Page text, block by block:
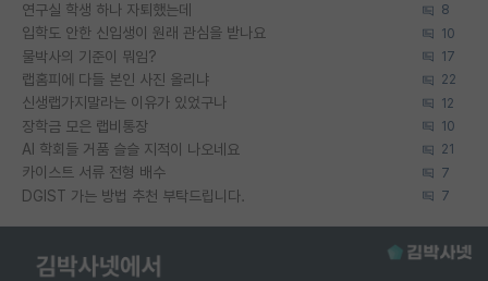
연구실 학생 하나 자퇴했는데 8
입학도 안한 신입생이 원래 관심을 받나요 10
물박사의 기준이 뭐임? 17
랩홈피에 다들 본인 사진 올리냐 22
신생랩가지말라는 이유가 있었구나 12
장학금 모은 랩비통장 10
AI 학회들 거품 슬슬 지적이 나오네요 21
카이스트 서류 전형 배수 7
DGIST 가는 방법 추천 부탁드립니다. 7